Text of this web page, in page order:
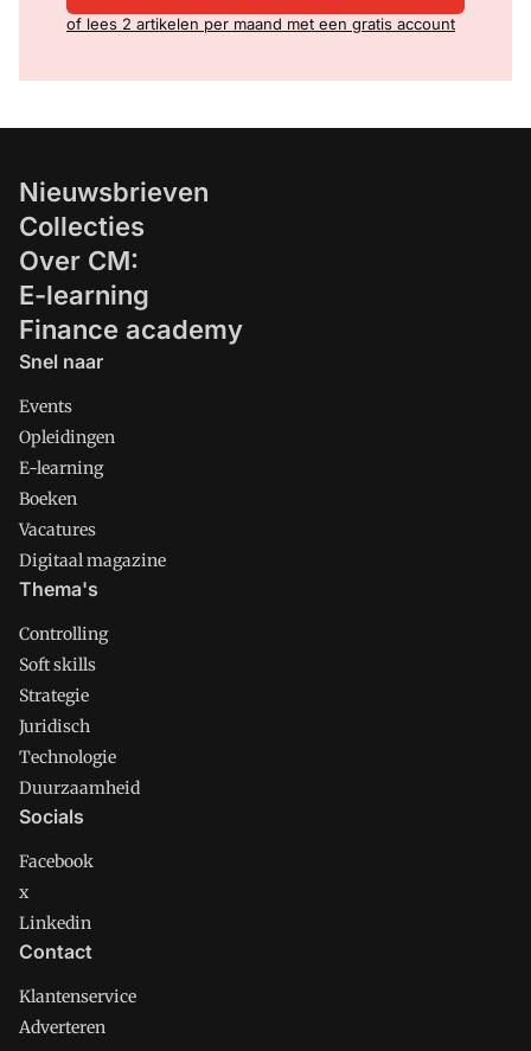
of lees 2 artikelen per maand met een gratis account
Nieuwsbrieven
Collecties
Over CM:
E-learning
Finance academy
Snel naar
Events
Opleidingen
E-learning
Boeken
Vacatures
Digitaal magazine
Thema's
Controlling
Soft skills
Strategie
Juridisch
Technologie
Duurzaamheid
Socials
Facebook
x
Linkedin
Contact
Klantenservice
Adverteren